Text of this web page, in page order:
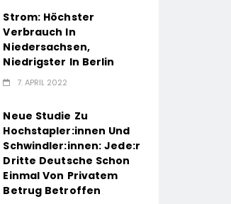
Strom: Höchster
Verbrauch In
Niedersachsen,
Niedrigster In Berlin
7. APRIL 2022
Neue Studie Zu
Hochstapler:innen Und
Schwindler:innen: Jede:r
Dritte Deutsche Schon
Einmal Von Privatem
Betrug Betroffen